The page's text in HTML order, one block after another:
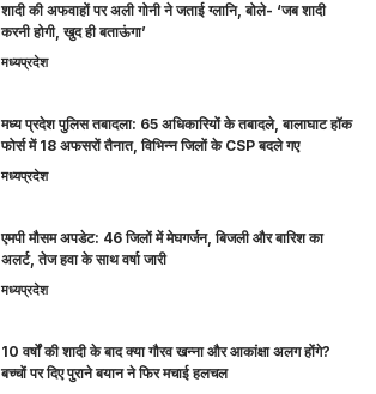
शादी की अफवाहों पर अली गोनी ने जताई ग्लानि, बोले- ‘जब शादी
करनी होगी, खुद ही बताऊंगा’
मध्यप्रदेश
मध्य प्रदेश पुलिस तबादला: 65 अधिकारियों के तबादले, बालाघाट हॉक
फोर्स में 18 अफसरों तैनात, विभिन्न जिलों के CSP बदले गए
मध्यप्रदेश
एमपी मौसम अपडेट: 46 जिलों में मेघगर्जन, बिजली और बारिश का
अलर्ट, तेज हवा के साथ वर्षा जारी
मध्यप्रदेश
10 वर्षों की शादी के बाद क्या गौरव खन्ना और आकांक्षा अलग होंगे?
बच्चों पर दिए पुराने बयान ने फिर मचाई हलचल